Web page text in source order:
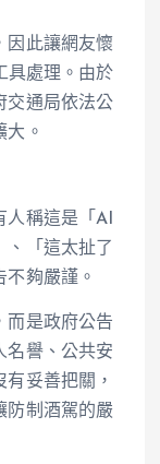
因此讓網友懷
具處理。由於
交通局依法公
大。
稱這是「AI
「這太扯了
夠嚴謹。
而是政府公告
名譽、公共安
妥善把關，
防制酒駕的嚴